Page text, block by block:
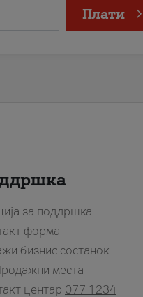
Плати
за поддршка
форма
бизнис состанок
места
центар 077 1234